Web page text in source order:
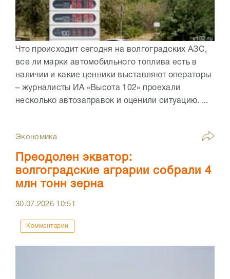
Что происходит сегодня на волгоградских АЗС,
все ли марки автомобильного топлива есть в
наличии и какие ценники выставляют операторы
– журналисты ИА «Высота 102» проехали
несколько автозаправок и оценили ситуацию. ...
Экономика
Преодолен экватор:
волгоградские аграрии собрали 4
млн тонн зерна
30.07.2026 10:51
Комментарии